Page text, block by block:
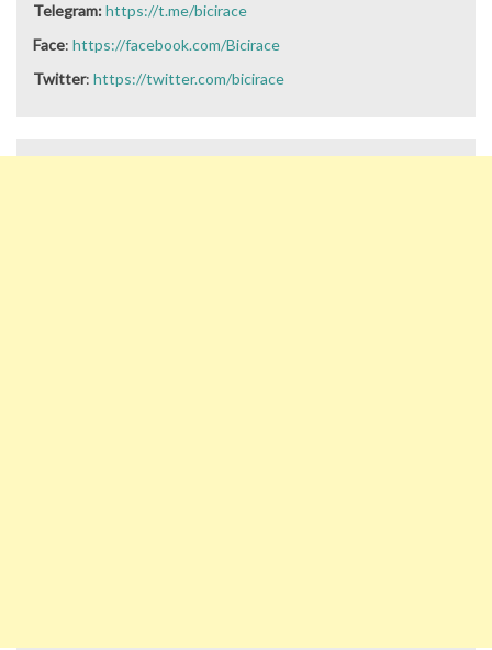
Telegram:https://t.me/bicirace
Face: https://facebook.com/Bicirace
Twitter: https://twitter.com/bicirace